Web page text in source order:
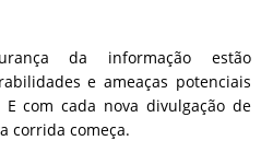
da informação estão
e ameaças potenciais
com cada nova divulgação de
corrida começa.